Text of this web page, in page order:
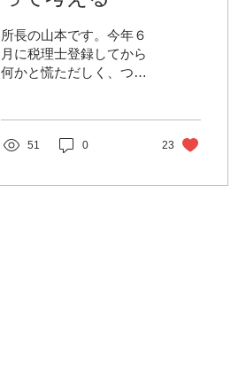
所長の山本です。今年６
月に税理士登録してから
何かと慌ただしく、つい
ロナの発生から約３年が
クチン接種、非接触型サ
51 0 23